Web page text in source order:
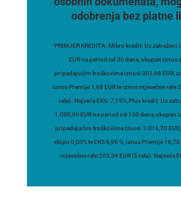
odobrenja bez platne
PRIMJER KREDITA: Mikro kredit: Uz zatraženi
EUR na period od 30 dana, ukupan iznos
pripadajućim troškovima iznosi 301,68 EUR, uz
iznos Premije 1,68 EUR te iznos mjesečne rate
rata). Najveća EKS: 7,15%, Plus kredit: Uz
1.000,00 EUR na period od 150 dana, ukupan
pripadajućim troškovima iznosi 1.016,70
stopu 0,00% te EKS 6,96 %, iznos Premije 16,70
mjesečne rate 203,34 EUR (5 rata). Najveća